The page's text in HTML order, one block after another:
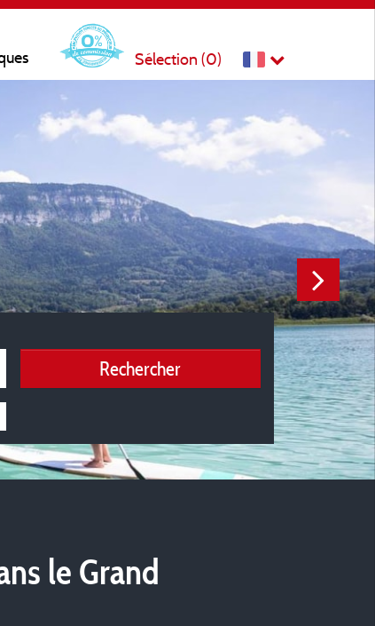
Sélection (0)
Rechercher
le Grand